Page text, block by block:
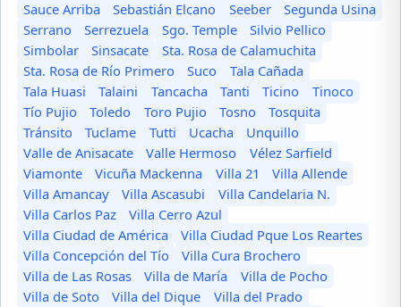
Sauce Arriba
Sebastián Elcano Seeber
Segunda Usina
Serrano
Serrezuela Sgo. Temple
Silvio Pellico
Simbolar
Sinsacate
Sta. Rosa de Calamuchita
Sta. Rosa de Río Primero
Suco
Tala Cañada
Tala Huasi
Talaini Tancacha Tanti Ticino
Tinoco
Tío Pujio
Toledo Toro Pujio Tosno
Tosquita
Tránsito
Tuclame Tutti Ucacha
Unquillo
Valle de Anisacate
Valle Hermoso
Vélez Sarfield
Viamonte
Vicuña Mackenna Villa 21
Villa Allende
Villa Amancay
Villa Ascasubi
Villa Candelaria N.
Villa Carlos Paz
Villa Cerro Azul
Villa Ciudad de América
Villa Ciudad Pque Los Reartes
Villa Concepción del Tío
Villa Cura Brochero
Villa de Las Rosas
Villa de María
Villa de Pocho
Villa de Soto
Villa del Dique
Villa del Prado